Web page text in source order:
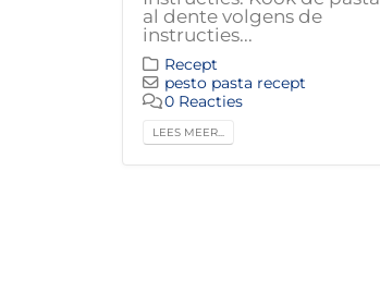
al dente volgens de
instructies...
Recept
pesto pasta recept
0 Reacties
LEES MEER...